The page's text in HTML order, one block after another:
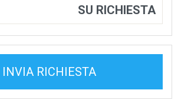
SU RICHIESTA
INVIA RICHIESTA